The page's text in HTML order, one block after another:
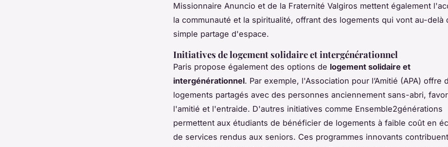
Missionnaire Anuncio et de la Fraternité Valgiros mettent également
la communauté et la spiritualité, offrant des logements qui vont au-delà
simple partage d'espace.
Initiatives de logement solidaire et intergénérationnel
Paris propose également des options de logement solidaire et
intergénérationnel. Par exemple, l'Association pour l’Amitié (APA) offre
logements partagés avec des personnes anciennement sans-abri,
l'amitié et l'entraide. D'autres initiatives comme Ensemble2générations
permettent aux étudiants de bénéficier de logements à faible coût en
de services rendus aux seniors. Ces programmes innovants